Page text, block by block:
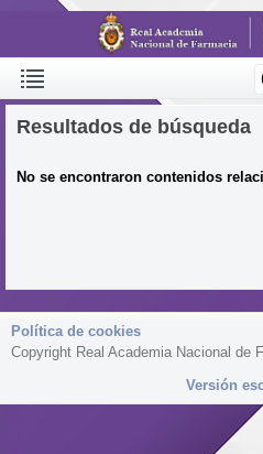
Resultados de búsqueda
No se encontraron contenidos
Política de cookies
Copyright Real Academia Nacional de
Versión